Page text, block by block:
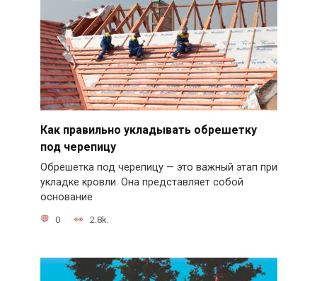
Как правильно укладывать обрешетку
под черепицу
Обрешетка под черепицу — это важный этап при
укладке кровли. Она представляет собой
основание
0 2.8k.